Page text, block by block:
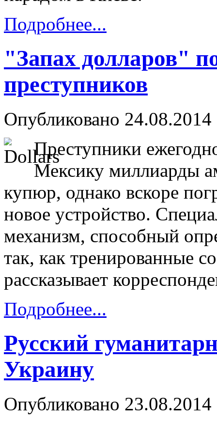
Подробнее...
"Запах долларов"
преступников
Опубликовано
Преступники
Мексику миллиарды
купюр, однако вскоре
новое устройство.
механизм, способный
так, как тренированные
рассказывает
Подробнее...
Русский
Украину
Опубликовано